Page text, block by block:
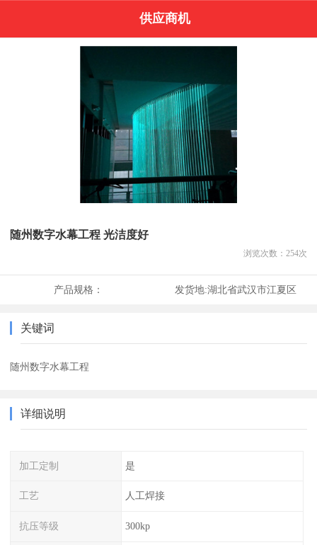
供应商机
随州数字水幕工程 光洁度好
浏览次数： 254次
产品规格： 发货地:湖北省武汉市江夏区
关键词
随州数字水幕工程
详细说明
加工定制 是
工艺 人工焊接
抗压等级 300kp